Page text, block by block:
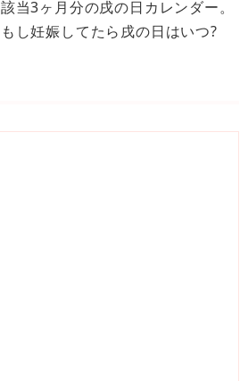
該当3ヶ月分の戌の日カレンダー。
もし妊娠してたら戌の日はいつ?